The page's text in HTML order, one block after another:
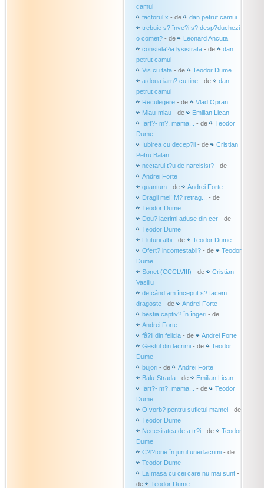
camui
factorul x - de
dan petrut camui
trebuie s? înve?i s? desp?duchezi
o comet? - de
Leonard Ancuta
constela?ia lysistrata - de
dan
petrut camui
Vis cu tata - de
Teodor Dume
a doua iarn? cu tine - de
dan
petrut camui
Reculegere - de
Vlad Opran
Miau-miau - de
Emilian Lican
Iart?- m?, mama...
- de
Teodor
Dume
Iubirea cu decep?ii - de
Cristian
Petru Balan
nectarul t?u de narcisist? - de
Andrei Forte
quantum - de
Andrei Forte
Dragii mei! M? retrag...
- de
Teodor Dume
Dou? lacrimi aduse din cer - de
Teodor Dume
Fluturii albi - de
Teodor Dume
Ofert? incontestabil? - de
Teodor
Dume
Sonet (CCCLVIII) - de
Cristian
Vasiliu
de când am început s? facem
dragoste - de
Andrei Forte
bestia captiv? în îngeri - de
Andrei Forte
fâ?ii din felicia - de
Andrei Forte
Gestul din lacrimi - de
Teodor
Dume
bujori - de
Andrei Forte
Balu-Strada - de
Emilian Lican
Iart?- m?, mama...
- de
Teodor
Dume
O vorb? pentru sufletul mamei - de
Teodor Dume
Necesitatea de a tr?i - de
Teodor
Dume
C?l?torie în jurul unei lacrimi - de
Teodor Dume
La masa cu cei care nu mai sunt -
de
Teodor Dume